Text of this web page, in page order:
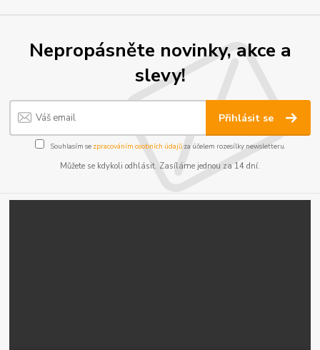
Nepropásněte novinky, akce a
slevy!
Přihlásit se
Souhlasím se zpracováním osobních údajůza účelem rozesílky newsletteru.
Můžete se kdykoli odhlásit. Zasíláme jednou za 14 dní.